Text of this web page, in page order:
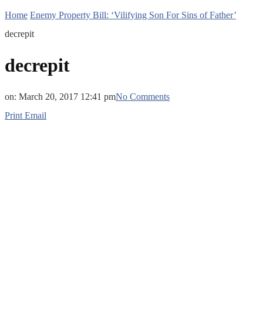
Home Enemy Property Bill: ‘Vilifying Son For Sins of Father’
decrepit
decrepit
on: March 20, 2017 12:41 pmNo Comments
Print Email